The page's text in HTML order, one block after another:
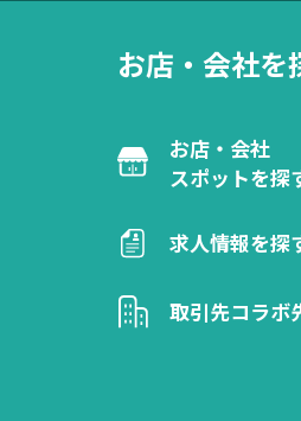
お店・会社を
お店・会社
スポットを探
求人情報を探
取引先コラボ